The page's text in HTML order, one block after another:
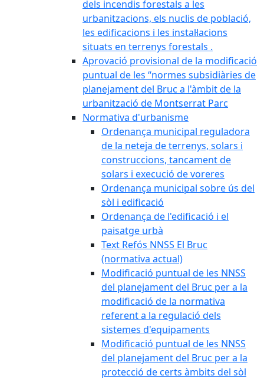
dels incendis forestals a les
urbanitzacions, els nuclis de població,
les edificacions i les instal·lacions
situats en terrenys forestals .
Aprovació provisional de la modificació
puntual de les “normes subsidiàries de
planejament del Bruc a l'àmbit de la
urbanització de Montserrat Parc
Normativa d'urbanisme
Ordenança municipal reguladora
de la neteja de terrenys, solars i
construccions, tancament de
solars i execució de voreres
Ordenança municipal sobre ús del
sòl i edificació
Ordenança de l'edificació i el
paisatge urbà
Text Refós NNSS El Bruc
(normativa actual)
Modificació puntual de les NNSS
del planejament del Bruc per a la
modificació de la normativa
referent a la regulació dels
sistemes d'equipaments
Modificació puntual de les NNSS
del planejament del Bruc per a la
protecció de certs àmbits del sòl